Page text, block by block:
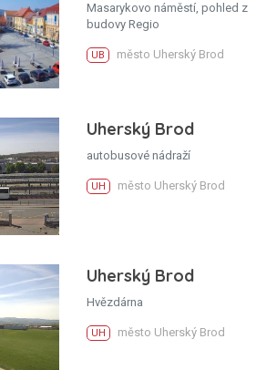
Masarykovo náměstí, pohled z
budovy Regio
UB město Uherský Brod
Uherský Brod
autobusové nádraží
UH město Uherský Brod
Uherský Brod
Hvězdárna
UH město Uherský Brod